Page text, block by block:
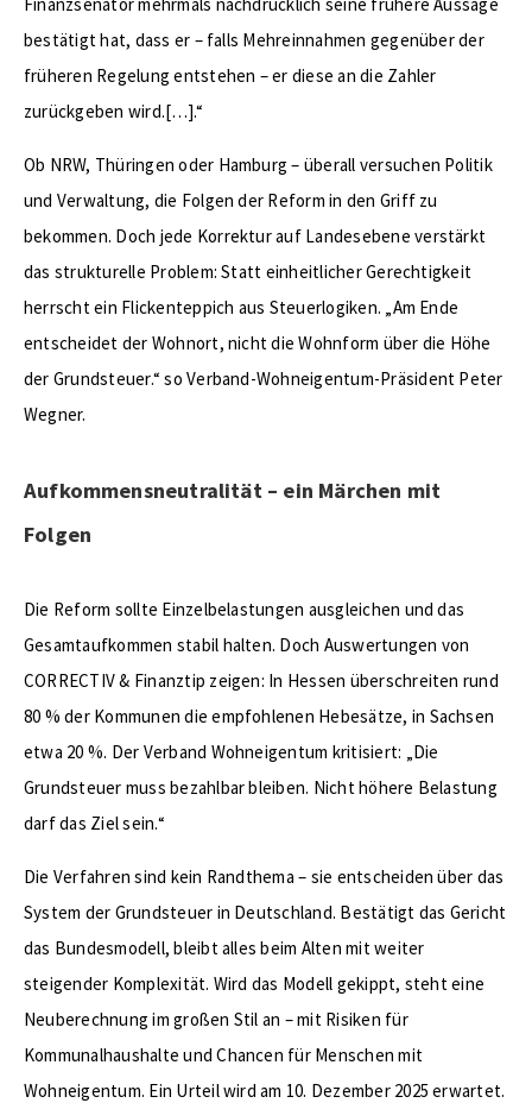
bestätigt hat, dass er – falls Mehreinnahmen gegenüber der
früheren Regelung entstehen – er diese an die Zahler
zurückgeben wird.[…].“
Ob NRW, Thüringen oder Hamburg – überall versuchen Politik
und Verwaltung, die Folgen der Reform in den Griff zu
bekommen. Doch jede Korrektur auf Landesebene verstärkt
das strukturelle Problem: Statt einheitlicher Gerechtigkeit
herrscht ein Flickenteppich aus Steuerlogiken. „Am Ende
entscheidet der Wohnort, nicht die Wohnform über die Höhe
der Grundsteuer.“ so Verband-Wohneigentum-Präsident Peter
Wegner.
Aufkommensneutralität – ein Märchen mit
Folgen
Die Reform sollte Einzelbelastungen ausgleichen und das
Gesamtaufkommen stabil halten. Doch Auswertungen von
CORRECTIV & Finanztip zeigen: In Hessen überschreiten rund
80 % der Kommunen die empfohlenen Hebesätze, in Sachsen
etwa 20 %. Der Verband Wohneigentum kritisiert: „Die
Grundsteuer muss bezahlbar bleiben. Nicht höhere Belastung
darf das Ziel sein.“
Die Verfahren sind kein Randthema – sie entscheiden über das
System der Grundsteuer in Deutschland. Bestätigt das Gericht
das Bundesmodell, bleibt alles beim Alten mit weiter
steigender Komplexität. Wird das Modell gekippt, steht eine
Neuberechnung im großen Stil an – mit Risiken für
Kommunalhaushalte und Chancen für Menschen mit
Wohneigentum. Ein Urteil wird am 10. Dezember 2025 erwartet.